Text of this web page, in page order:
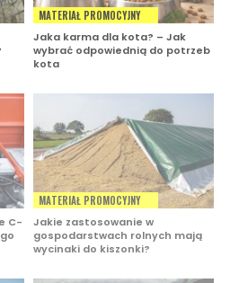
MATERIAŁ PROMOCYJNY
Jaka karma dla kota? – Jak
wybrać odpowiednią do potrzeb
kota
C-
MATERIAŁ PROMOCYJNY
Jakie zastosowanie w
gospodarstwach rolnych mają
wycinaki do kiszonki?